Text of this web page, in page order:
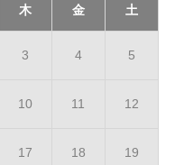
木 金 土
3 4 5
10 11 12
17 18 19